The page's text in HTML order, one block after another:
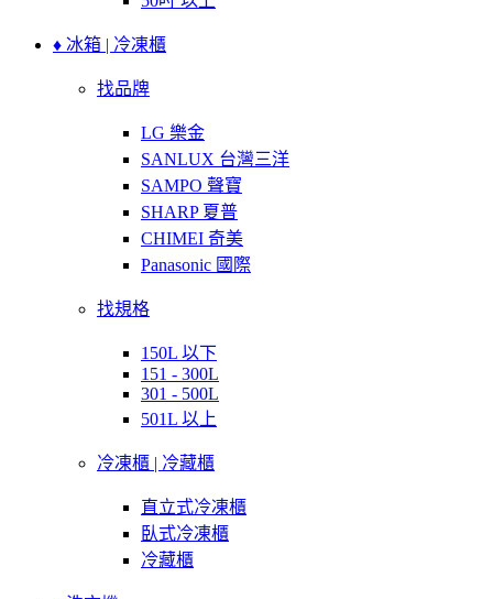
♦ 冰箱 | 冷凍櫃
找品牌
LG 樂金
SANLUX 台灣三洋
SAMPO 聲寶
SHARP 夏普
CHIMEI 奇美
Panasonic 國際
找規格
150L 以下
151 - 300L
301 - 500L
501L 以上
冷凍櫃 | 冷藏櫃
直立式冷凍櫃
臥式冷凍櫃
冷藏櫃